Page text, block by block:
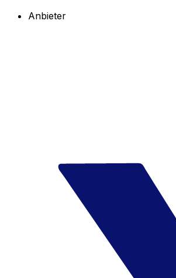
Anbieter